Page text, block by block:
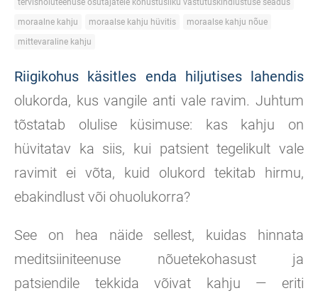
tervishoiuteenuse osutajatele kohustusliku vastutuskindlustuse seadus
moraalne kahju
moraalse kahju hüvitis
moraalse kahju nõue
mittevaraline kahju
Riigikohus käsitles enda hiljutises lahendis
olukorda, kus vangile anti vale ravim. Juhtum
tõstatab olulise küsimuse: kas kahju on
hüvitatav ka siis, kui patsient tegelikult vale
ravimit ei võta, kuid olukord tekitab hirmu,
ebakindlust või ohuolukorra?
See on hea näide sellest, kuidas hinnata
meditsiiniteenuse nõuetekohasust ja
patsiendile tekkida võivat kahju — eriti